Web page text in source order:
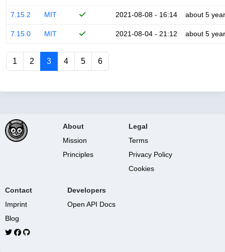
7.15.2 MIT 2021-08-08 - 16:14 about 5
7.15.0 MIT 2021-08-04 - 21:12 about 5
1 2 3 4 5 6
About
Mission
Principles
Legal
Terms
Privacy Policy
Cookies
Contact
Imprint
Blog
Developers
Open API Docs